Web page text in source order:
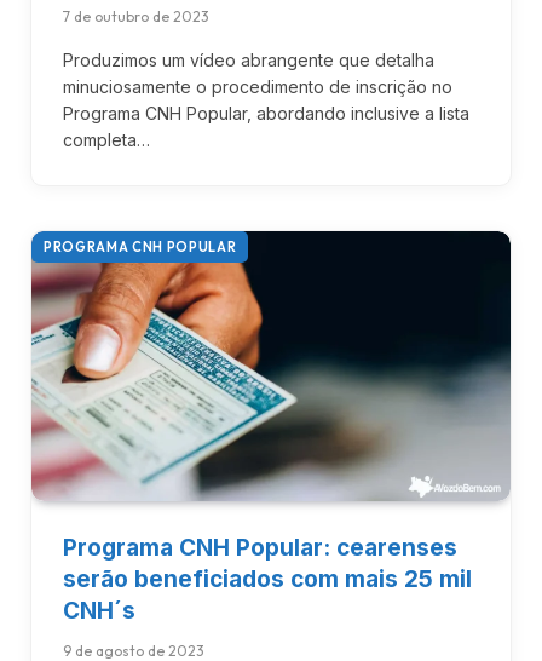
7 de outubro de 2023
Produzimos um vídeo abrangente que detalha
minuciosamente o procedimento de inscrição no
Programa CNH Popular, abordando inclusive a lista
completa…
PROGRAMA CNH POPULAR
Programa CNH Popular: cearenses
serão beneficiados com mais 25 mil
CNH´s
9 de agosto de 2023